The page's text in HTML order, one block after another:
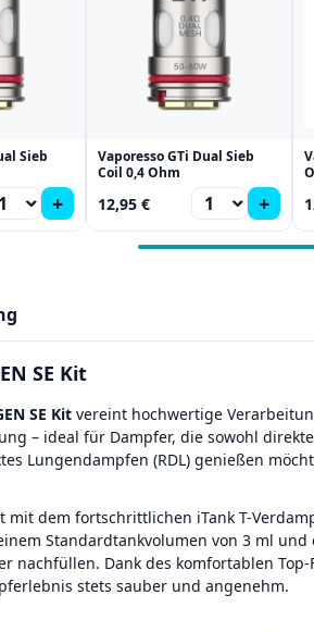
Sieb
+
Vaporesso GTi Dual Sieb
Coil 0,4 Ohm
12,95 € +
SE Kit
SE Kit vereint hochwertige
– ideal für Dampfer, die sowohl
Lungendampfen (RDL) genießen
mit dem fortschrittlichen iTank T-
Standardtankvolumen von 3 ml
nachfüllen. Dank des komfortablen
stets sauber und angenehm.